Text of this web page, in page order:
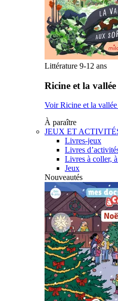
Littérature 9-12 ans
Ricine et la
Voir Ricine et la
À paraître
JEUX ET
Livres-jeux
Livres
Livres à coller,
Jeux
Nouveautés